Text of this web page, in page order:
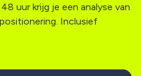
uur krijg je een analyse van
Inclusief